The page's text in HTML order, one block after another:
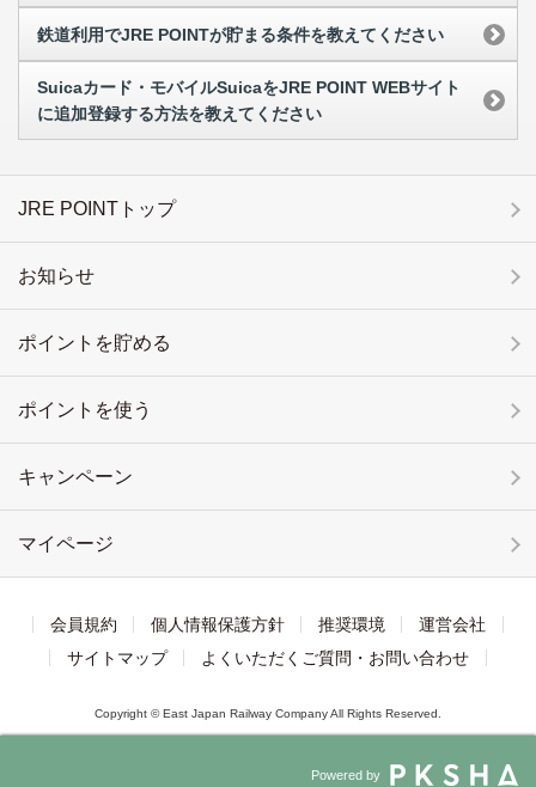
鉄道利用でJRE POINTが貯まる条件を教えてください
Suicaカード・モバイルSuicaをJRE POINT WEBサイト
に追加登録する方法を教えてください
JRE POINTトップ
お知らせ
ポイントを貯める
ポイントを使う
キャンペーン
マイページ
会員規約 個人情報保護方針 推奨環境
運営会社
サイトマップ
よくいただくご質問・お問い合わせ
Copyright © East Japan Railway Company All Rights Reserved.
Powered by